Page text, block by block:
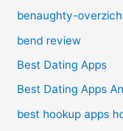
benaughty-
bend review
Best Dating Apps
Best Dating Apps
best hookup apps